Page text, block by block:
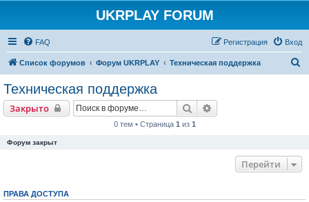
UKRPLAY FORUM
FAQ Вход
Регистрация
Список форумов Форум UKRPLAY Техническая поддержка
Техническая поддержка
Закрыто Поиск
0 тем • Страница 1 из 1
Форум закрыт
Перейти
ПРАВА ДОСТУПА